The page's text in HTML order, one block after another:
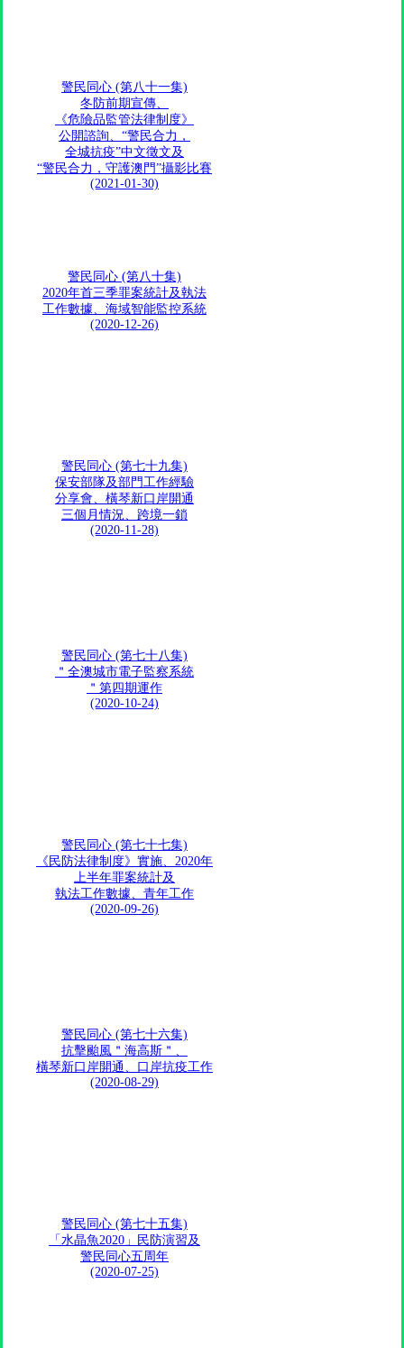
警民同心 (第八十一集)
冬防前期宣傳、
《危險品監管法律制度》
公開諮詢、“警民合力，
全城抗疫”中文徵文及
“警民合力，守護澳門”攝影比賽
(2021-01-30)
警民同心 (第八十集)
2020年首三季罪案統計及執法
工作數據、海域智能監控系統
(2020-12-26)
警民同心 (第七十九集)
保安部隊及部門工作經驗
分享會、橫琴新口岸開通
三個月情況、跨境一鎖
(2020-11-28)
警民同心 (第七十八集)
＂全澳城市電子監察系統
＂第四期運作
(2020-10-24)
警民同心 (第七十七集)
《民防法律制度》實施、2020年
上半年罪案統計及
執法工作數據、青年工作
(2020-09-26)
警民同心 (第七十六集)
抗擊颱風＂海高斯＂、
橫琴新口岸開通、口岸抗疫工作
(2020-08-29)
警民同心 (第七十五集)
「水晶魚2020」民防演習及
警民同心五周年
(2020-07-25)